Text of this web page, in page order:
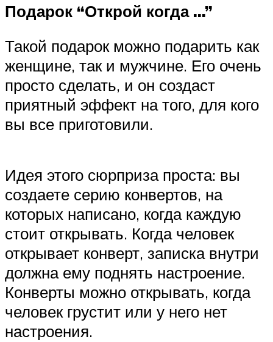
Подарок “Открой когда …”
Такой подарок можно подарить как
женщине, так и мужчине. Его очень
просто сделать, и он создаст
приятный эффект на того, для кого
вы все приготовили.
Идея этого сюрприза проста: вы
создаете серию конвертов, на
которых написано, когда каждую
стоит открывать. Когда человек
открывает конверт, записка внутри
должна ему поднять настроение.
Конверты можно открывать, когда
человек грустит или у него нет
настроения.